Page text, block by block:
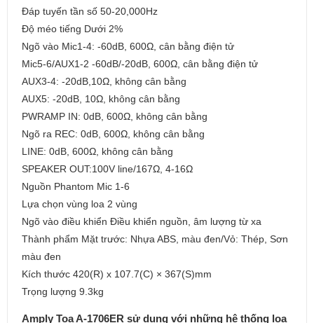
Đáp tuyến tần số 50-20,000Hz
Độ méo tiếng Dưới 2%
Ngõ vào Mic1-4: -60dB, 600Ω, cân bằng điện tử
Mic5-6/AUX1-2 -60dB/-20dB, 600Ω, cân bằng điện tử
AUX3-4: -20dB,10Ω, không cân bằng
AUX5: -20dB, 10Ω, không cân bằng
PWRAMP IN: 0dB, 600Ω, không cân bằng
Ngõ ra REC: 0dB, 600Ω, không cân bằng
LINE: 0dB, 600Ω, không cân bằng
SPEAKER OUT:100V line/167Ω, 4-16Ω
Nguồn Phantom Mic 1-6
Lựa chọn vùng loa 2 vùng
Ngõ vào điều khiển Điều khiển nguồn, âm lượng từ xa
Thành phẩm Mặt trước: Nhựa ABS, màu đen/Vỏ: Thép, Sơn
màu đen
Kích thước 420(R) x 107.7(C) × 367(S)mm
Trọng lượng 9.3kg
Amply Toa A-1706ER sử dụng với những hệ thống loa